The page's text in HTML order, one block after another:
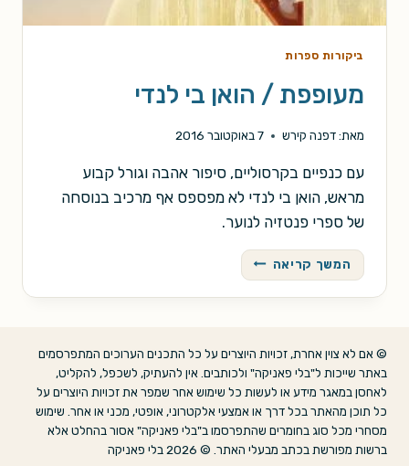
ביקורות ספרות
מעופפת / הואן בי לנדי
מאת:דפנה קירש 7 באוקטובר 2016
עם כנפיים בקרסוליים, סיפור אהבה וגורל קבוע
מראש, הואן בי לנדי לא מפספס אף מרכיב בנוסחה
של ספרי פנטזיה לנוער.
המשך קריאה מעופפת
/
הואן
© אם לא צוין אחרת, זכויות היוצרים על כל התכנים הערוכים המתפרסמים
באתר שייכות ל"בלי פאניקה" ולכותבים. אין להעתיק, לשכפל, להקליט,
לאחסן במאגר מידע או לעשות כל שימוש אחר שמפר את זכויות היוצרים על
כל תוכן מהאתר בכל דרך או אמצעי אלקטרוני, אופטי, מכני או אחר. שימוש
מסחרי מכל סוג בחומרים שהתפרסמו ב"בלי פאניקה" אסור בהחלט אלא
ברשות מפורשת בכתב מבעלי האתר. © 2026 בלי פאניקה